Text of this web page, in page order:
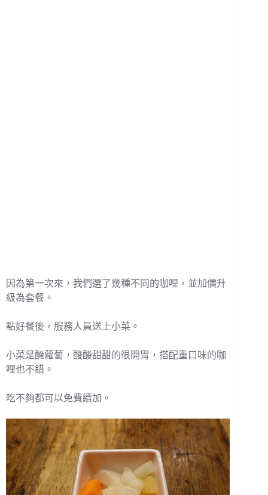
因為第一次來，我們選了幾種不同的咖哩，並加價升
級為套餐。
點好餐後，服務人員送上小菜。
小菜是醃蘿蔔，酸酸甜甜的很開胃，搭配重口味的咖
哩也不錯。
吃不夠都可以免費續加。